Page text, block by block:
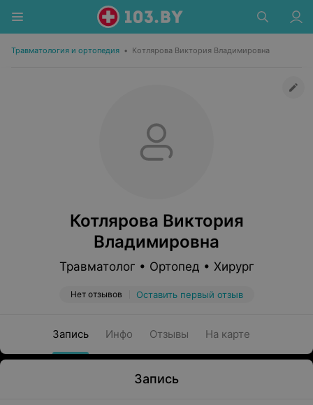
Травматология и ортопедия • Котлярова Виктория Владимировна
Котлярова Виктория
Владимировна
Травматолог • Ортопед • Хирург
Нет отзывов Оставить первый отзыв
Запись Инфо Отзывы На карте
Запись